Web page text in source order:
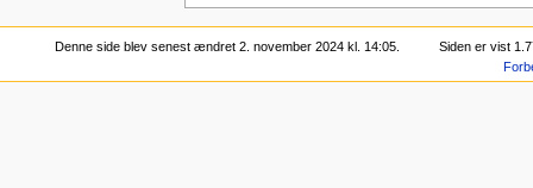
Denne side blev senest ændret 2. november 2024 kl. 14:05.
Siden er vist